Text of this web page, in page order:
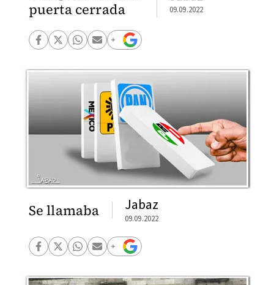
puerta cerrada
09.09.2022
Se llamaba Jabaz
09.09.2022